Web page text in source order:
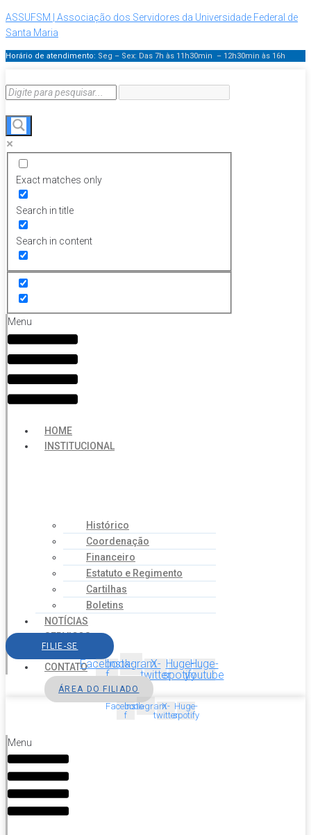
ASSUFSM | Associação dos Servidores da Universidade Federal de
Santa Maria
Horário de atendimento: Seg – Sex: Das 7h às 11h30min – 12h30min às 16h
Exact matches only
Search in title
Search in content
Menu
HOME
INSTITUCIONAL
Histórico
Coordenação
Financeiro
Estatuto e Regimento
Cartilhas
Boletins
NOTÍCIAS
SERVIÇOS
AGENDA
CONTATO
FILIE-SE
Facebook-
f
InstagramX-
twitter
Huge-
spotify
Huge-
youtube
ÁREA DO FILIADO
Facebook-
f
InstagramX-
twitter
Huge-
spotify
Menu